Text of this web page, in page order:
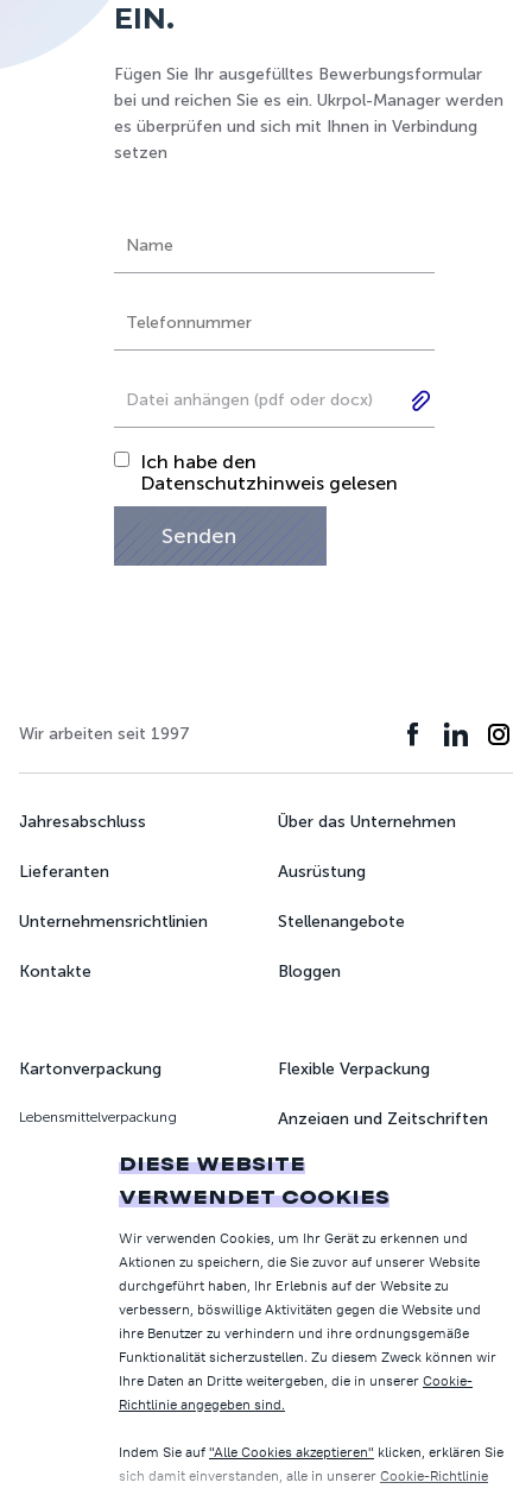
EIN.
Fügen Sie Ihr ausgefülltes Bewerbungsformular
bei und reichen Sie es ein. Ukrpol-Manager werden
es überprüfen und sich mit Ihnen in Verbindung
setzen
Datei anhängen (pdf oder docx)
Ich habe den
Datenschutzhinweis gelesen
Senden
Wir arbeiten seit 1997
Jahresabschluss
Lieferanten
Unternehmensrichtlinien
Kontakte
Über das Unternehmen
Ausrüstung
Stellenangebote
Bloggen
Kartonverpackung
Lebensmittelverpackung
Pharmazeutische Verpackung
Parfüm- und Kosmetikverpackungen
Premium-Verpackung
Flexible Verpackung
Anzeigen und Zeitschriften
Druck von Büchern und
Zeitschriften
Verpackung von
Kundenkarten
Datenschutzhinweis
DIESE WEBSITE
VERWENDET COOKIES
Wir verwenden Cookies, um Ihr Gerät zu erkennen und
Aktionen zu speichern, die Sie zuvor auf unserer Website
durchgeführt haben, Ihr Erlebnis auf der Website zu
verbessern, böswillige Aktivitäten gegen die Website und
ihre Benutzer zu verhindern und ihre ordnungsgemäße
Funktionalität sicherzustellen. Zu diesem Zweck können wir
Ihre Daten an Dritte weitergeben, die in unserer Cookie-
Richtlinie angegeben sind.
Indem Sie auf "Alle Cookies akzeptieren" klicken, erklären Sie
sich damit einverstanden, alle in unserer Cookie-Richtlinie